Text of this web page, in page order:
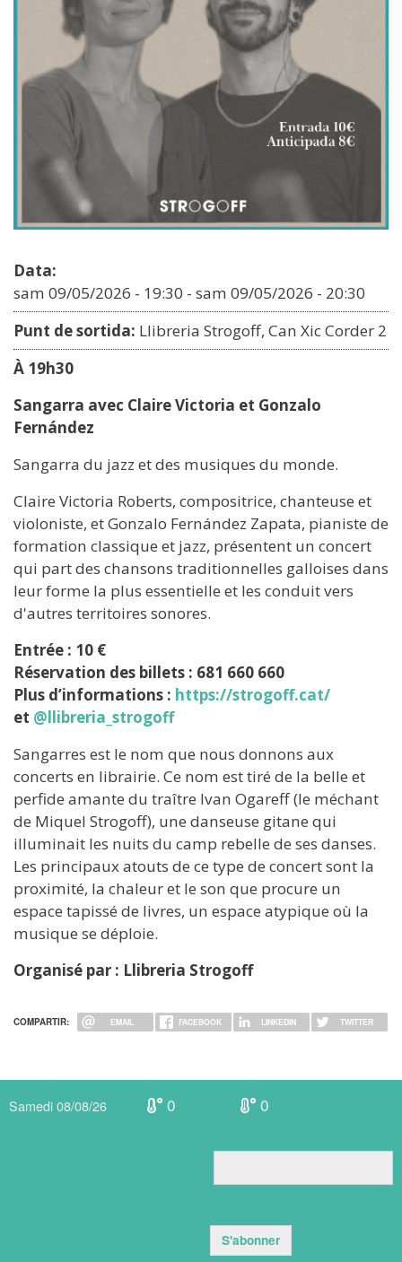
Data:
sam 09/05/2026 - 19:30 - sam 09/05/2026 - 20:30
Punt de sortida: Llibreria Strogoff, Can Xic Corder 2
À 19h30
Sangarra avec Claire Victoria et Gonzalo
Fernández
Sangarra du jazz et des musiques du monde.
Claire Victoria Roberts, compositrice, chanteuse et
violoniste, et Gonzalo Fernández Zapata, pianiste de
formation classique et jazz, présentent un concert
qui part des chansons traditionnelles galloises dans
leur forme la plus essentielle et les conduit vers
d'autres territoires sonores.
Entrée : 10 €
Réservation des billets : 681 660 660
Plus d’informations : https://strogoff.cat/
et @llibreria_strogoff
Sangarres est le nom que nous donnons aux
concerts en librairie. Ce nom est tiré de la belle et
perfide amante du traître Ivan Ogareff (le méchant
de Miquel Strogoff), une danseuse gitane qui
illuminait les nuits du camp rebelle de ses danses.
Les principaux atouts de ce type de concert sont la
proximité, la chaleur et le son que procure un
espace tapissé de livres, un espace atypique où la
musique se déploie.
Organisé par : Llibreria Strogoff
COMPARTIR: EMAIL FACEBOOK LINKEDIN TWITTER
Samedi 08/08/26 0 0
S'abonner